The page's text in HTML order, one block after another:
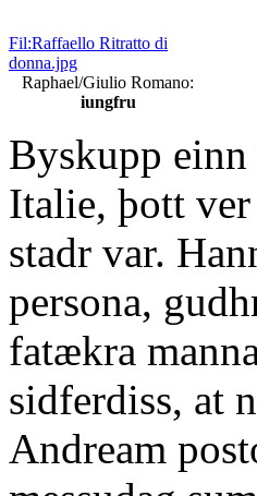
Fil:Raffaello Ritratto di
donna.jpg
Raphael/Giulio Romano:
iungfru
Byskupp
Italie, þott
stadr var.
persona,
fatækra
sidferdiss, at
Andream